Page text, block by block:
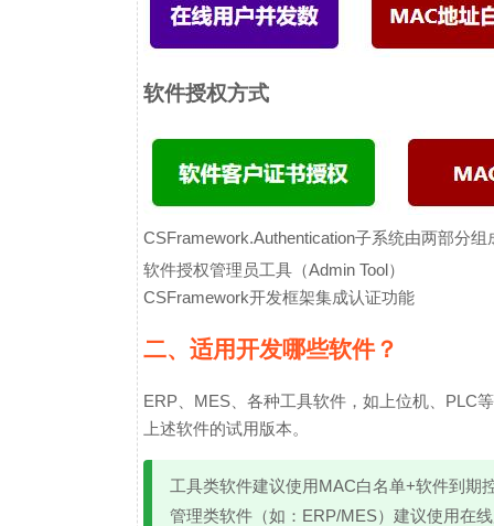
软件授权方式
CSFramework.Authentication子系统由两部分组
软件授权管理员工具（Admin Tool）
CSFramework开发框架集成认证功能
二、适用开发哪些软件？
ERP、MES、各种工具软件，如上位机、PLC
上述软件的试用版本。
工具类软件建议使用MAC白名单+软件到期
管理类软件（如：ERP/MES）建议使用在